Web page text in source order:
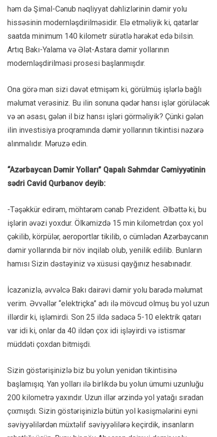
həm də Şimal-Cənub nəqliyyat dəhlizlərinin dəmir yolu
hissəsinin modernləşdirilməsidir. Elə etməliyik ki, qatarlar
saatda minimum 140 kilometr sürətlə hərəkət edə bilsin.
Artıq Bakı-Yalama və Ələt-Astara dəmir yollarının
modernləşdirilməsi prosesi başlanmışdır.
Ona görə mən sizi dəvət etmişəm ki, görülmüş işlərlə bağlı
məlumat verəsiniz. Bu ilin sonuna qədər hansı işlər görüləcək
və ən əsası, gələn il biz hansı işləri görməliyik? Çünki gələn
ilin investisiya proqramında dəmir yollarının tikintisi nəzərə
alınmalıdır. Məruzə edin.
“Azərbaycan Dəmir Yolları” Qapalı Səhmdar Cəmiyyətinin
sədri Cavid Qurbanov deyib:
-Təşəkkür edirəm, möhtərəm cənab Prezident. Əlbəttə ki, bu
işlərin əvəzi yoxdur. Ölkəmizdə 15 min kilometrdən çox yol
çəkilib, körpülər, aeroportlar tikilib, o cümlədən Azərbaycanın
dəmir yollarında bir növ inqilab olub, yenilik edilib. Bunların
hamısı Sizin dəstəyiniz və xüsusi qayğınız hesabınadır.
İcazənizlə, əvvəlcə Bakı dairəvi dəmir yolu barədə məlumat
verim. Əvvəllər “elektriçka” adı ilə mövcud olmuş bu yol uzun
illərdir ki, işləmirdi. Son 25 ildə sadəcə 5-10 elektrik qatarı
var idi ki, onlar da 40 ildən çox idi işləyirdi və istismar
müddəti çoxdan bitmişdi.
Sizin göstərişinizlə biz bu yolun yenidən tikintisinə
başlamışıq. Yan yolları ilə birlikdə bu yolun ümumi uzunluğu
200 kilometrə yaxındır. Uzun illər ərzində yol yatağı sıradan
çıxmışdı. Sizin göstərişinizlə bütün yol kəsişmələrini eyni
səviyyəlilərdən müxtəlif səviyyəlilərə keçirdik, insanların